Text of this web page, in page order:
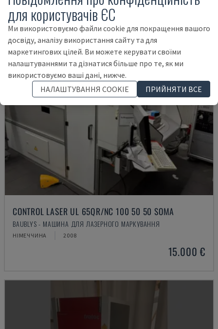
15.000 €
CONTROL LASER UL 65QR/NC 100 50 50 SOMA
BAUBLYS - МАШИНА ДЛЯ ЛАЗЕРНОГО МАРКУВАННЯ
НІМЕЧЧИНА 2008
15.000 €
для користувачів ЄС
Ми використовуємо файли cookie для покращення вашого
досвіду, аналізу використання сайту та для
маркетингових цілей. Ви можете керувати своїми
налаштуваннями та дізнатися більше про те, як ми
використовуємо ваші дані, нижче.
НАЛАШТУВАННЯ COOKIE
ПРИЙНЯТИ ВСЕ